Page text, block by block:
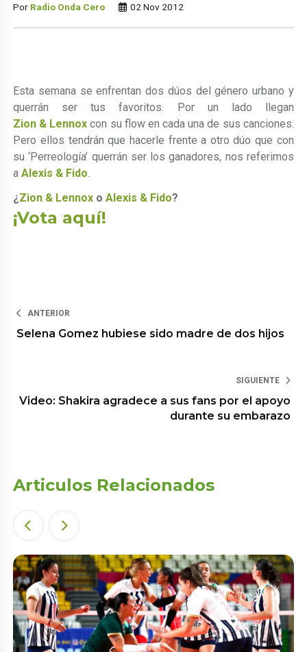
Por Radio Onda Cero 02 Nov 2012
Esta semana se enfrentan dos dúos del género urbano y
querrán ser tus favoritos. Por un lado llegan
Zion & Lennox con su flow en cada una de sus canciones.
Pero ellos tendrán que hacerle frente a otro dúo que con
su ‘Perreología’ querrán ser los ganadores, nos referimos
aAlexis & Fido.
¿Zion & Lennox oAlexis & Fido?
¡Vota aquí!
ANTERIOR
Selena Gomez hubiese sido madre de dos hijos
SIGUIENTE
Video: Shakira agradece a sus fans por el apoyo
durante su embarazo
Articulos Relacionados